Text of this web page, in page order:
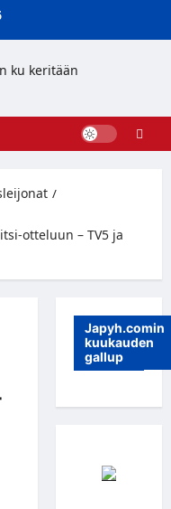
otteluun – TV5 ja
Japyh.comin
kuukauden
gallup